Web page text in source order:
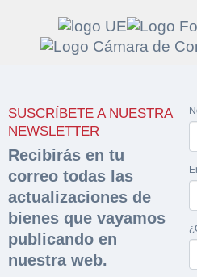
SUSCRÍBETE A NUESTRA
NEWSLETTER
Recibirás en tu
correo todas las
actualizaciones de
bienes que vayamos
publicando en
nuestra web.
sobre la
Rellene este formulario y
enlace para descargar la
Nombre y Apellidos*
Hacer
Razón social*
Teléfono*
Nombre y Apellidos*
Sobre Merfinsa
Venta de bienes muebles
Vehículos